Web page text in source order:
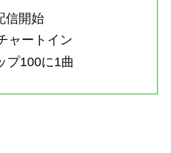
信開始
ャートイン
プ100に1曲